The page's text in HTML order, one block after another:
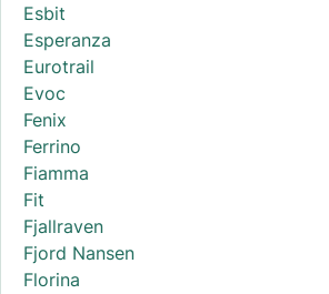
Esbit
Esperanza
Eurotrail
Evoc
Fenix
Ferrino
Fiamma
Fit
Fjallraven
Fjord Nansen
Florina